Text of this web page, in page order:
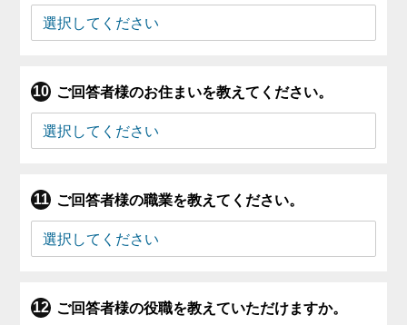
ご回答者様のお住まいを教えてください。
ご回答者様の職業を教えてください。
ご回答者様の役職を教えていただけますか。